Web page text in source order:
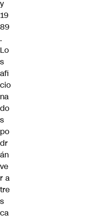
y
19
89
.
Lo
s
afi
cio
na
do
s
po
dr
án
ve
r a
tre
s
ca